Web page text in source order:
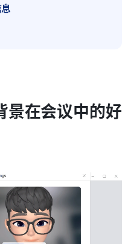
在会议中的好